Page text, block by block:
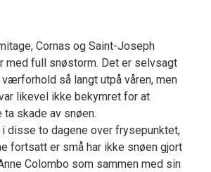
Cornas og Saint-Joseph
med full snøstorm. Det er selvsagt
så langt utpå våren, men
likevel ikke bekymret for at
skade av snøen.
i disse to dagene over frysepunktet,
fortsatt er små har ikke snøen gjort
Colombo som sammen med sin